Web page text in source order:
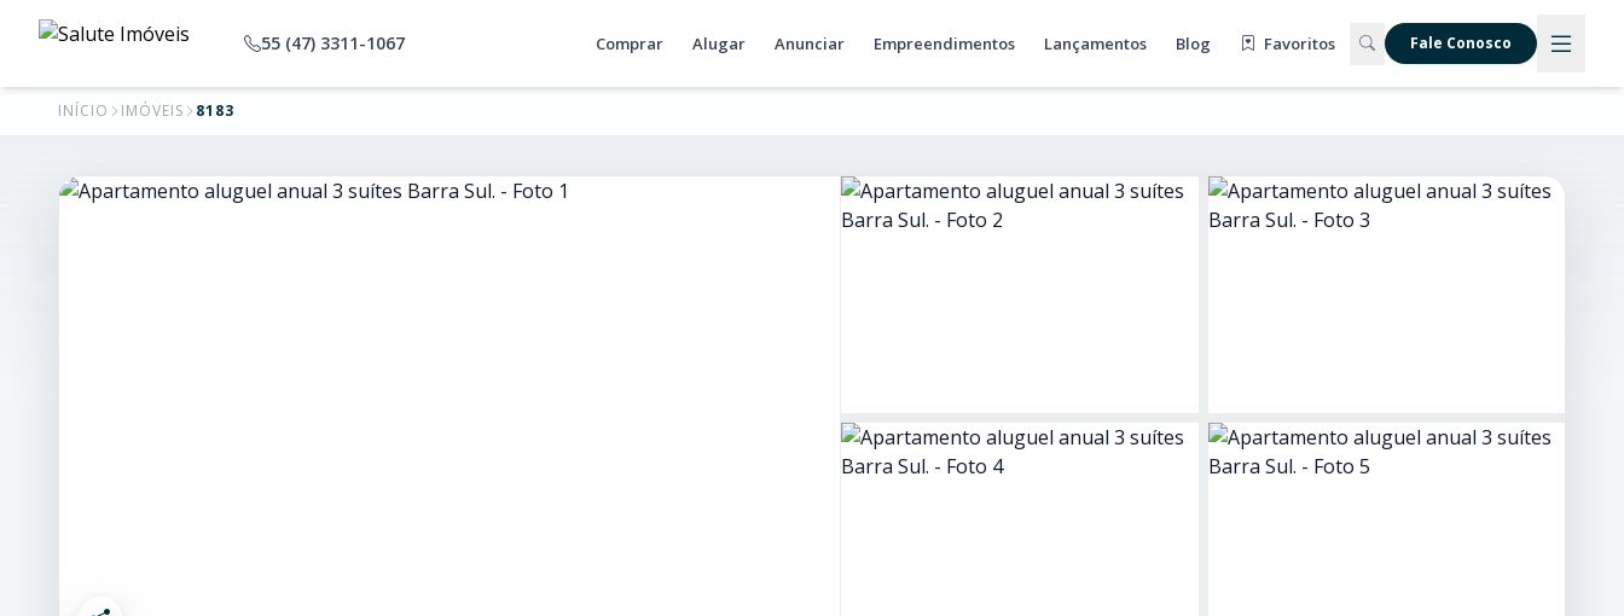
55 (47) 3311-1067 Comprar Alugar Anunciar Empreendimentos Lançamentos Blog Favoritos Fale Conosco
INÍCIO IMÓVEIS 8183